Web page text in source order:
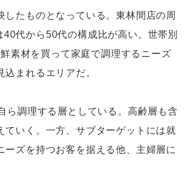
たものとなっている。東林間店の周
代から50代の構成比が高い。世帯別
素材を買って家庭で調理するニーズ
まれるエリアだ。
ら調理する層としている。高齢層も含
いく。一方、サブターゲットには就
ズを持つお客を据える他、主婦層に